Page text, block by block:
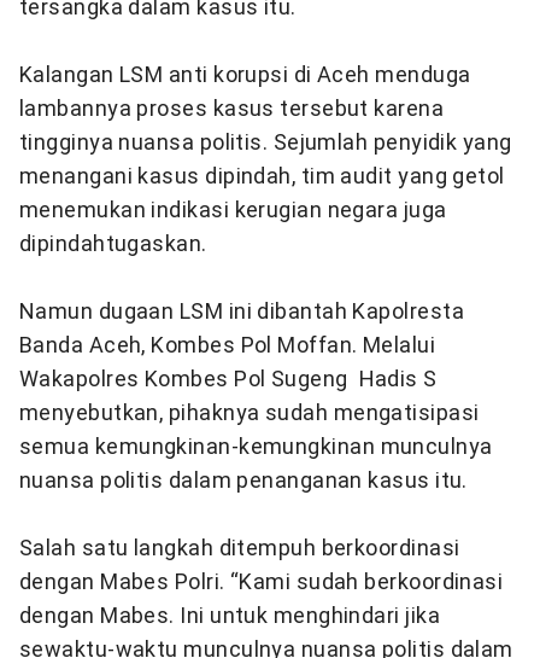
tersangka dalam kasus itu.
Kalangan LSM anti korupsi di Aceh menduga
lambannya proses kasus tersebut karena
tingginya nuansa politis. Sejumlah penyidik yang
menangani kasus dipindah, tim audit yang getol
menemukan indikasi kerugian negara juga
dipindahtugaskan.
Namun dugaan LSM ini dibantah Kapolresta
Banda Aceh, Kombes Pol Moffan. Melalui
Wakapolres Kombes Pol Sugeng Hadis S
menyebutkan, pihaknya sudah mengatisipasi
semua kemungkinan-kemungkinan munculnya
nuansa politis dalam penanganan kasus itu.
Salah satu langkah ditempuh berkoordinasi
dengan Mabes Polri. “Kami sudah berkoordinasi
dengan Mabes. Ini untuk menghindari jika
sewaktu-waktu munculnya nuansa politis dalam